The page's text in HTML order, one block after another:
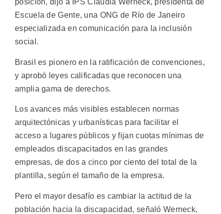
posición, dijo a IPS Claudia Werneck, presidenta de
Escuela de Gente, una ONG de Río de Janeiro
especializada en comunicación para la inclusión
social.
Brasil es pionero en la ratificación de convenciones,
y aprobó leyes calificadas que reconocen una
amplia gama de derechos.
Los avances más visibles establecen normas
arquitectónicas y urbanísticas para facilitar el
acceso a lugares públicos y fijan cuotas mínimas de
empleados discapacitados en las grandes
empresas, de dos a cinco por ciento del total de la
plantilla, según el tamaño de la empresa.
Pero el mayor desafío es cambiar la actitud de la
población hacia la discapacidad, señaló Werneck,